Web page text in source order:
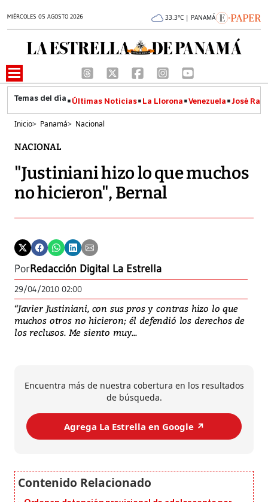
MIÉRCOLES 05 AGOSTO 2026 33.3°C | PANAMÁ
Últimas Noticias La Llorona Venezuela José
Inicio> Panamá> Nacional
NACIONAL
"Justiniani hizo lo que muchos
no hicieron", Bernal
PorRedacción Digital La Estrella
29/04/2010 02:00
“Javier Justiniani, con sus pros y contras hizo lo que
muchos otros no hicieron; él defendió los derechos de
los reclusos. Me siento muy...
Encuentra más de nuestra cobertura en los resultados
de búsqueda.
Agrega La Estrella en Google ↗️